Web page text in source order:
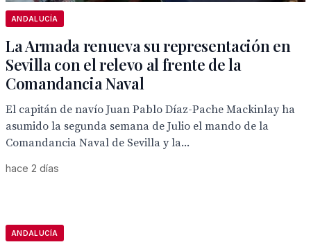
ANDALUCÍA
La Armada renueva su representación en
Sevilla con el relevo al frente de la
Comandancia Naval
El capitán de navío Juan Pablo Díaz-Pache Mackinlay ha
asumido la segunda semana de Julio el mando de la
Comandancia Naval de Sevilla y la...
hace 2 días
ANDALUCÍA